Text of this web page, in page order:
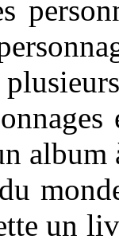
album
un